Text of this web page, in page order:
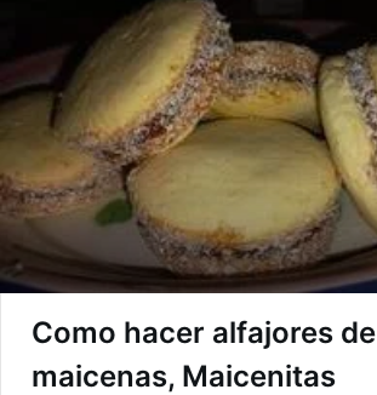
Como hacer alfajores de
maicenas, Maicenitas